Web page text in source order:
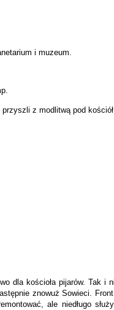
i muzeum.
z modlitwą pod
kościoła pijarów. Tak i
znowuż Sowieci.
ale niedługo